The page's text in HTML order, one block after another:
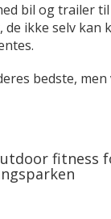
bil og trailer
ikke selv kan
bedste,
fitness